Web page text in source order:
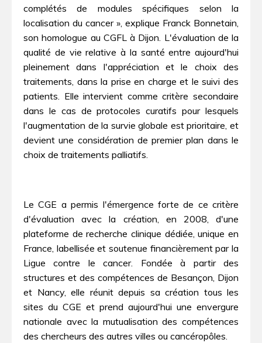
complétés de modules spécifiques selon la
localisation du cancer », explique Franck Bonnetain,
son homologue au CGFL à Dijon. L'évaluation de la
qualité de vie relative à la santé entre aujourd'hui
pleinement dans l'appréciation et le choix des
traitements, dans la prise en charge et le suivi des
patients. Elle intervient comme critère secondaire
dans le cas de protocoles curatifs pour lesquels
l'augmentation de la survie globale est prioritaire, et
devient une considération de premier plan dans le
choix de traitements palliatifs.
Le CGE a permis l'émergence forte de ce critère
d'évaluation avec la création, en 2008, d'une
plateforme de recherche clinique dédiée, unique en
France, labellisée et soutenue financièrement par la
Ligue contre le cancer. Fondée à partir des
structures et des compétences de Besançon, Dijon
et Nancy, elle réunit depuis sa création tous les
sites du CGE et prend aujourd'hui une envergure
nationale avec la mutualisation des compétences
des chercheurs des autres villes ou cancéropôles.